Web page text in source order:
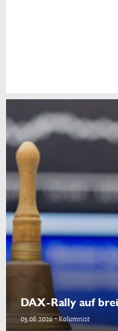
DAX-Rally auf
03.08.2026 - Kolumnist